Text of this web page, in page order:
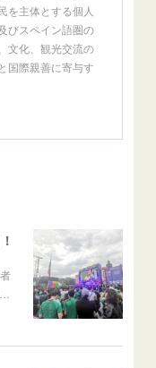
を主体とする個人
びスペイン語圏の
文化、観光交流の
国際親善に寄与す